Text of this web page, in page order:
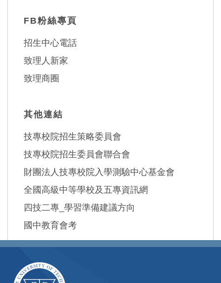
FB粉絲專頁
招生中心電話
致理人新家
致理商圈
其他連結
技專校院招生策略委員會
技專校院招生委員會聯合會
財團法人技專校院入學測驗中心基金會
全國高級中等學校及五專資訊網
四技二專_學習準備建議方向
國中教育會考